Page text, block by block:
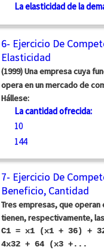
La elasticidad de la
6- Ejercicio De
Elasticidad
(1999) Una empresa cuya
opera en un mercado de
Hállese:
La cantidad ofrecida:
10
144
...
7- Ejercicio De
Beneficio, Cantidad
Tres empresas, que
tienen, respectivamente,
C1 = x1 (x1 + 36)
4x32 + 64 (x3 +...